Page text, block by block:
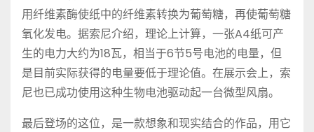
用纤维素酶使纸中的纤维素转换为葡萄糖，再使葡萄糖
氧化发电。据索尼介绍，理论上计算，一张A4纸可产
生的电力大约为18瓦，相当于6节5号电池的电量，但
是目前实际获得的电量要低于理论值。在展示会上，索
尼也已成功使用这种生物电池驱动起一台微型风扇。
最后登场的这位，是一款想象和现实结合的作品，用它